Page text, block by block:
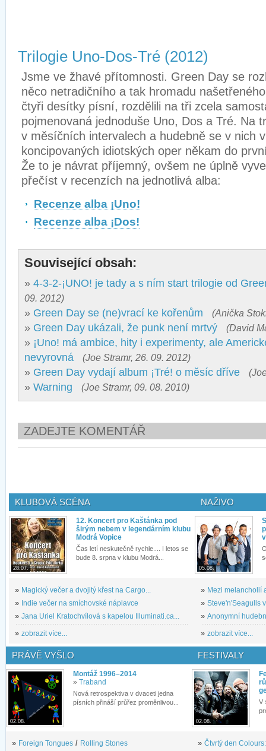
Trilogie Uno-Dos-Tré (2012)
Jsme ve žhavé přítomnosti. Green Day se
něco netradičního a tak hromadu
čtyři desítky písní, rozdělili na tři zcela
pojmenovaná jednoduše Uno, Dos a Tré. Na
v měsíčních intervalech a hudebně se v nich
koncipovaných idiotských oper někam do
Že to je návrat příjemný, ovšem ne úplně
přečíst v recenzích na jednotlivá alba:
Recenze alba ¡Uno!
Recenze alba ¡Dos!
Související obsah:
» 4-3-2-¡UNO! je tady a s ním start trilogie od
09. 2012)
» Green Day se (ne)vrací ke kořenům (Anička
» Green Day ukázali, že punk není mrtvý (David
» ¡Uno! má ambice, hity i experimenty, ale
nevyrovná
(Joe Stramr, 26. 09. 2012)
» Green Day vydají album ¡Tré! o měsíc dříve
» Warning (Joe Stramr, 09. 08. 2010)
ZADEJTE KOMENTÁŘ
KLUBOVÁ SCÉNA
28.07.
12. Koncert pro Kaštánka pod
širým nebem v legendárním klubu
Modrá Vopice
Čas letí neskutečně rychle.... I letos se
bude 8. srpna v klubu Modrá...
» Magický večer a dvojitý křest na Cargo...
» Indie večer na smíchovské náplavce
» Jana Uriel Kratochvílová s kapelou Illuminati.ca...
» zobrazit více...
NAŽIVO
05.08.
» Mezi melancholií
» Steve'n'Seagulls
» Anonymní
» zobrazit více...
PRÁVĚ VYŠLO
02.08.
Montáž 1996–2014
» Traband
Nová retrospektiva v dvaceti jedna
písních přináší průřez proměnlivou...
» Foreign Tongues / Rolling Stones
FESTIVALY
02.08.
V
» Čtvrtý den